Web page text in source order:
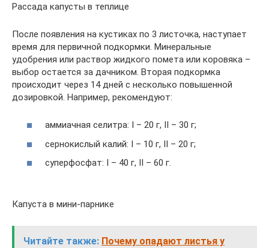
Рассада капусты в теплице
После появления на кустиках по 3 листочка, наступает
время для первичной подкормки. Минеральные
удобрения или раствор жидкого помета или коровяка –
выбор остается за дачником. Вторая подкормка
происходит через 14 дней с несколько повышенной
дозировкой. Например, рекомендуют:
аммиачная селитра: I – 20 г, II – 30 г;
сернокислый калий: I – 10 г, II – 20 г;
суперфосфат: I – 40 г, II – 60 г.
Капуста в мини-парнике
Читайте также: Почему опадают листья у